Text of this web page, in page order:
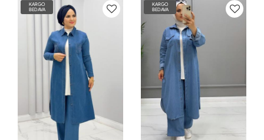
KARGO
BEDAVA
KARGO
BEDAVA